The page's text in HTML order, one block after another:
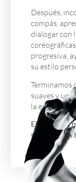
Después,
compás,
dialogar con
progresiva,
su estilo
Terminamos
suaves y
la energía
El flamenco
siente y deja